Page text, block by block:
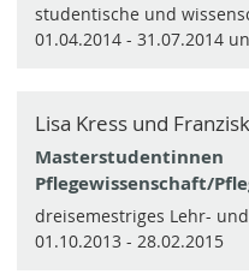
studentische und
01.04.2014 - 31.07.2014
Lisa Kress und
Masterstudentinnen
Pflegewissenschaft/
dreisemestriges Lehr-
01.10.2013 - 28.02.2015